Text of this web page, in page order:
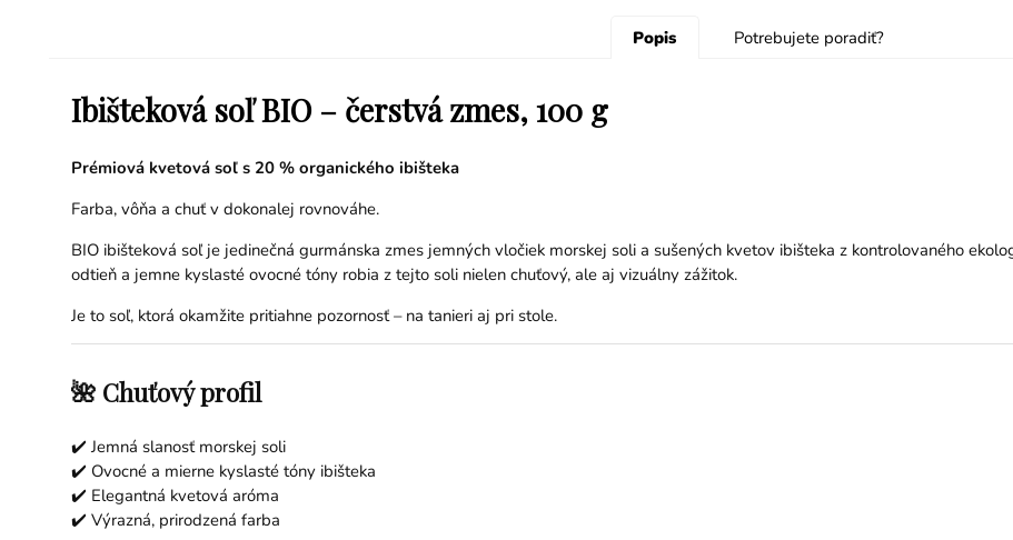
Popis Potrebujete poradiť?
Ibišteková soľ BIO – čerstvá zmes, 100 g
Prémiová kvetová soľ s 20 % organického ibišteka
Farba, vôňa a chuť v dokonalej rovnováhe.
BIO ibišteková soľ je jedinečná gurmánska zmes jemných vločiek morskej soli a sušených kvetov ibišteka z kontrolovaného
odtieň a jemne kyslasté ovocné tóny robia z tejto soli nielen chuťový, ale aj vizuálny zážitok.
Je to soľ, ktorá okamžite pritiahne pozornosť – na tanieri aj pri stole.
🌺 Chuťový profil
✔️ Jemná slanosť morskej soli
✔️ Ovocné a mierne kyslasté tóny ibišteka
✔️ Elegantná kvetová aróma
✔️ Výrazná, prirodzená farba